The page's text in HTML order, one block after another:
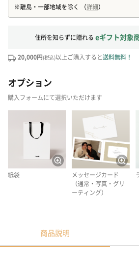
住所を知らずに贈れる eギフト対象
20,000円(税込)以上ご購入すると送料無料！
オプション
購入フォームにて選択いただけます
紙袋
メッセージカード
（通常・写真・グリ
ーティング）
商品説明